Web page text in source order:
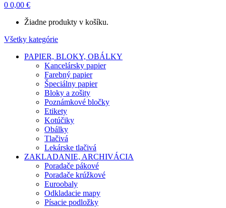
0 0,00 €
Žiadne produkty v košíku.
Všetky kategórie
PAPIER, BLOKY, OBÁLKY
Kancelársky papier
Farebný papier
Špeciálny papier
Bloky a zošity
Poznámkové bločky
Etikety
Kotúčiky
Obálky
Tlačivá
Lekárske tlačivá
ZAKLADANIE, ARCHIVÁCIA
Poradače pákové
Poradače krúžkové
Euroobaly
Odkladacie mapy
Písacie podložky